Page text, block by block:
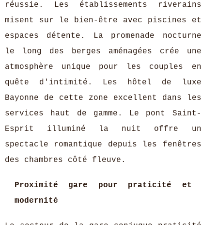
réussie. Les établissements riverains
misent sur le bien-être avec piscines et
espaces détente. La promenade nocturne
le long des berges aménagées crée une
atmosphère unique pour les couples en
quête d'intimité. Les hôtel de luxe
Bayonne de cette zone excellent dans les
services haut de gamme. Le pont Saint-
Esprit illuminé la nuit offre un
spectacle romantique depuis les fenêtres
des chambres côté fleuve.
Proximité gare pour praticité et
modernité